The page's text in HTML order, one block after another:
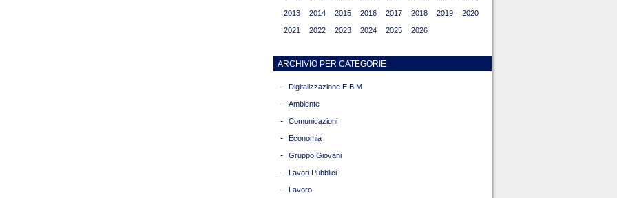
2013 2014 2015 2016 2017 2018 2019 2020
2021 2022 2023 2024 2025 2026
ARCHIVIO PER CATEGORIE
- Digitalizzazione E BIM
- Ambiente
- Comunicazioni
- Economia
- Gruppo Giovani
- Lavori Pubblici
- Lavoro